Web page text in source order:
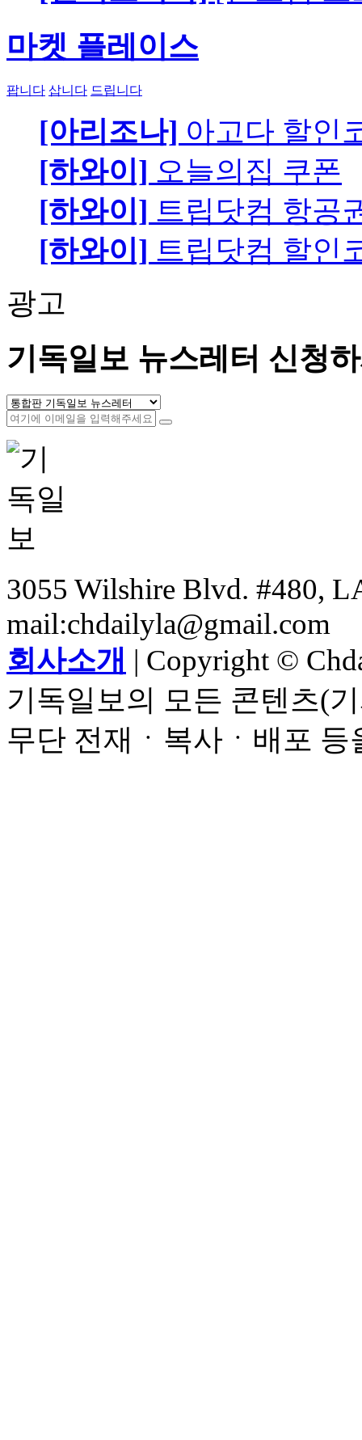
마켓 플레이스
팝니다 삽니다 드립니다
[아리조나] 아고다 할인
[하와이] 오늘의집 쿠폰
[하와이] 트립닷컴 항공
[하와이] 트립닷컴 할인
광고
기독일보 뉴스레터 신청
3055 Wilshire Blvd. #480,
mail:chdailyla@gmail.com
회사소개 | Copyright ©
기독일보의 모든 콘텐츠(
무단 전재ㆍ복사ㆍ배포 등